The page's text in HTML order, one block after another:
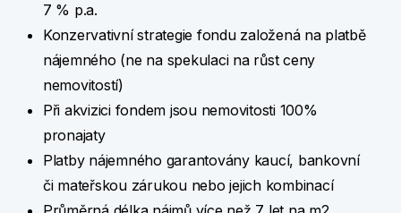
7 % p.a.
Konzervativní strategie fondu založená na platbě
nájemného (ne na spekulaci na růst ceny
nemovitostí)
Při akvizici fondem jsou nemovitosti 100%
pronajaty
Platby nájemného garantovány kaucí, bankovní
či mateřskou zárukou nebo jejich kombinací